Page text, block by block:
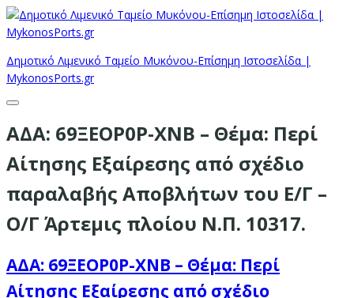
Δημοτικό Λιμενικό Ταμείο Μυκόνου-Επίσημη Ιστοσελίδα |
MykonosPorts.gr
ΑΔΑ: 69ΞΕΟΡ0Ρ-ΧΝΒ – Θέμα: Περί
Αίτησης Εξαίρεσης από σχέδιο
παραλαβής Αποβλήτων του Ε/Γ –
Ο/Γ Άρτεμις πλοίου Ν.Π. 10317.
ΑΔΑ: 69ΞΕΟΡ0Ρ-ΧΝΒ – Θέμα: Περί
Αίτησης Εξαίρεσης από σχέδιο